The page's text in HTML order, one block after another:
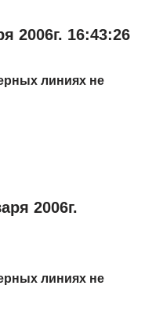
2006г. 16:43:26
линиях не
2006г.
линиях не